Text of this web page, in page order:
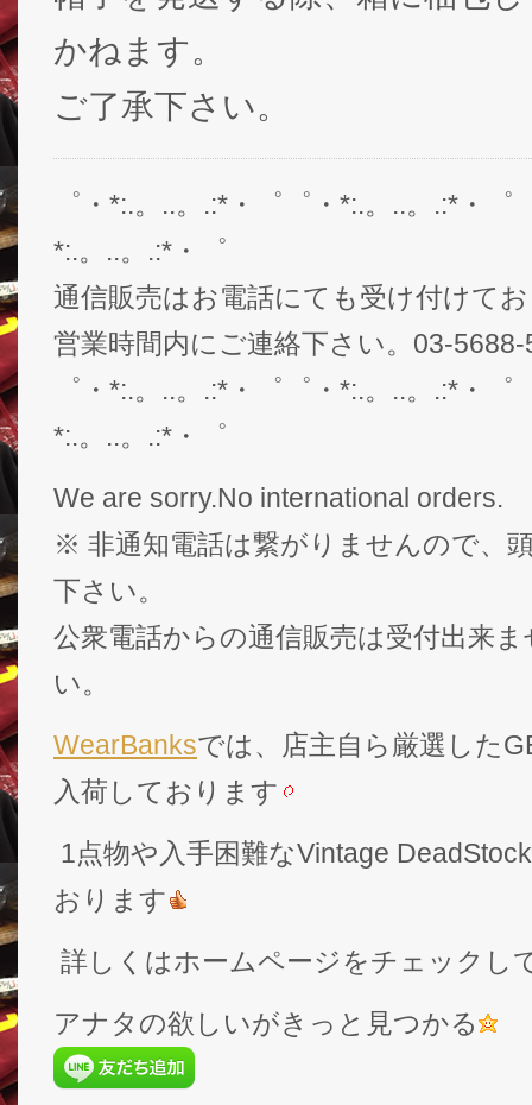
かねます。
ご了承下さい。
゜・*:.。..。.:*・゜゜・*:.。..。.:*・
*:.。..。.:*・゜
通信販売はお電話にても受け付けて
営業時間内にご連絡下さい。03-5688-
゜・*:.。..。.:*・゜゜・*:.。..。.:*・
*:.。..。.:*・゜
We are sorry.No international orders.
※ 非通知電話は繋がりませんので、
下さい。
公衆電話からの通信販売は受付出来
い。
WearBanksでは、店主自ら厳選した
入荷しております
1点物や入手困難なVintage
おります
詳しくはホームページをチェックし
アナタの欲しいがきっと見つかる